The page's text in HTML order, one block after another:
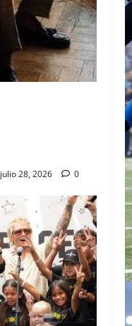
julio 28, 2026 0